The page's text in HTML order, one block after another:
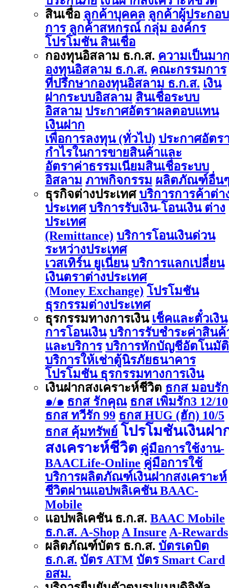
สินเชื่อ ลูกค้าบุคคล ลูกค้าผู้ประกอบ
การ ลูกค้าสหกรณ์ กลุ่ม องค์กร
โปรโมชัน สินเชื่อ
กองทุนอิสลาม ธ.ก.ส. ความเป็นมา
องทุนอิสลาม ธ.ก.ส. คณะกรรมการ
ที่ปรึกษากองทุนอิสลาม ธ.ก.ส. เงิน
ฝากระบบอิสลาม สินเชื่อระบบ
อิสลาม ประกาศอัตราผลตอบแทน
เงินฝาก
เพื่อการลงทุน (ทั่วไป) ประกาศอัตร
กำไรในการขายสินค้าและ
อัตราค่าธรรมเนียมสินเชื่อระบบ
อิสลาม ภาพกิจกรรม ผลิตภัณฑ์อื่น
ธุรกิจต่างประเทศ บริการการค้าต่า
ประเทศ บริการรับเงิน-โอนเงิน ต่าง
ประเทศ
(Remittance) บริการโอนเงินด่วน
ระหว่างประเทศ
เวสเทิร์น ยูเนี่ยน บริการแลกเปลี่ยน
เงินตราต่างประเทศ
(Money Exchange) โปรโมชัน
ธุรกรรมต่างประเทศ
ธุรกรรมทางการเงิน เช็คและตั๋วเงิน
การโอนเงิน บริการรับชำระค่าสินค้
และบริการ บริการหักบัญชีอัตโนมัติ
บริการให้เช่าตู้นิรภัยธนาคาร
โปรโมชัน ธุรกรรมทางการเงิน
เงินฝากสงเคราะห์ชีวิต ธกส มอบรัก
๑/๑ ธกส รักคุณ ธกส เพิ่มรัก3 12/10
ธกส ทวีรัก 99 ธกส HUG (ฮัก) 10/5
ธกส คุ้มทรัพย์ โปรโมชันเงินฝา
สงเคราะห์ชีวิต คู่มือการใช้งาน-
BAACLife-Online คู่มือการใช้
บริการผลิตภัณฑ์เงินฝากสงเคราะห์
ชีวิตผ่านแอปพลิเคชัน BAAC-
Mobile
แอปพลิเคชัน ธ.ก.ส. BAAC Mobile
ธ.ก.ส. A-Shop A Insure A-Rewards
ผลิตภัณฑ์บัตร ธ.ก.ส. บัตรเดบิต
ธ.ก.ส. บัตร ATM บัตร Smart Card
อสม.